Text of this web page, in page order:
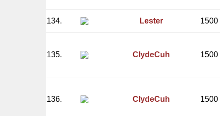
134. Lester 1500
135. ClydeCuh 1500
136. ClydeCuh 1500